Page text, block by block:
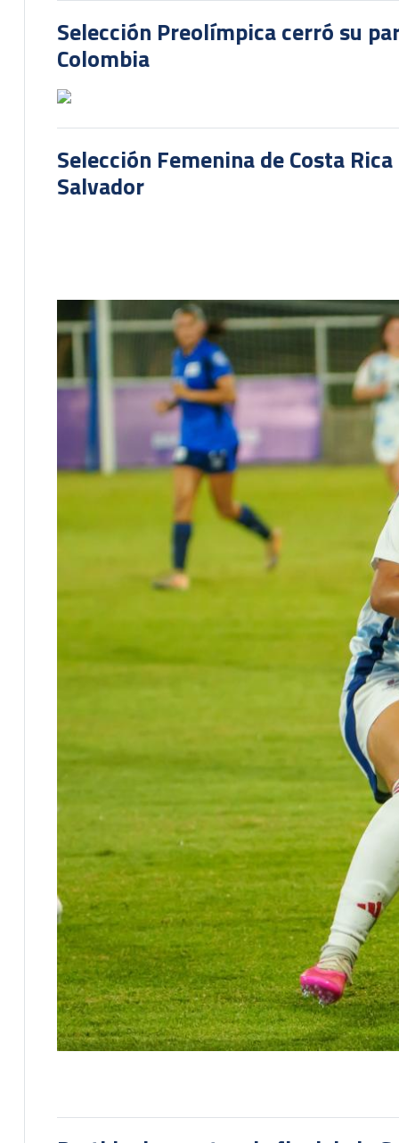
Selección Preolímpica cerró su
Colombia
Selección Femenina de Costa
Salvador